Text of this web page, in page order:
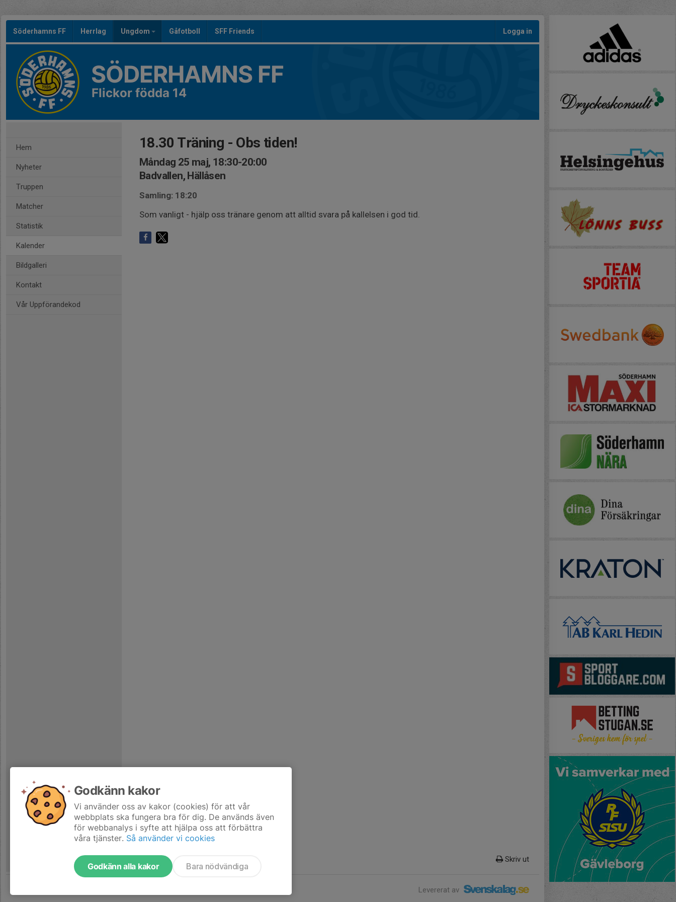
Söderhamns FF Herrlag Ungdom Gåfotboll SFF Friends Logga in
SÖDERHAMNS FF
Flickor födda 14
Hem
Nyheter
Truppen
Matcher
Statistik
Kalender
Bildgalleri
Kontakt
Vår Uppförandekod
18.30 Träning - Obs tiden!
Måndag 25 maj, 18:30-20:00
Badvallen, Hällåsen
Samling: 18:20
Som vanligt - hjälp oss tränare genom att alltid svara på kallelsen i god tid.
Skriv ut
Levererat av
Godkänn kakor
Vi använder oss av kakor (cookies) för att vår
webbplats ska fungera bra för dig. De används även
för webbanalys i syfte att hjälpa oss att förbättra
våra tjänster. Så använder vi cookies
Godkänn alla kakor Bara nödvändiga